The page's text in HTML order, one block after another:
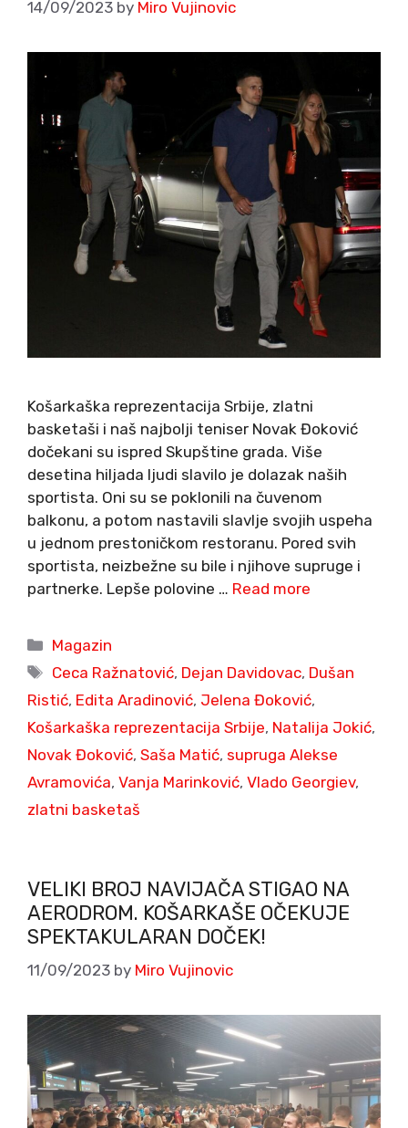
14/09/2023 by Miro Vujinovic
Košarkaška reprezentacija Srbije, zlatni
basketaši i naš najbolji teniser Novak Đoković
dočekani su ispred Skupštine grada. Više
desetina hiljada ljudi slavilo je dolazak naših
sportista. Oni su se poklonili na čuvenom
balkonu, a potom nastavili slavlje svojih uspeha
u jednom prestoničkom restoranu. Pored svih
sportista, neizbežne su bile i njihove supruge i
partnerke. Lepše polovine … Read more
Categories
Magazin
Tags
Ceca Ražnatović, Dejan Davidovac, Dušan
Ristić, Edita Aradinović, Jelena Đoković,
Košarkaška reprezentacija Srbije, Natalija Jokić,
Novak Đoković, Saša Matić, supruga Alekse
Avramovića, Vanja Marinković, Vlado Georgiev,
zlatni basketaš
VELIKI BROJ NAVIJAČA STIGAO NA
AERODROM. KOŠARKAŠE OČEKUJE
SPEKTAKULARAN DOČEK!
11/09/2023 by Miro Vujinovic